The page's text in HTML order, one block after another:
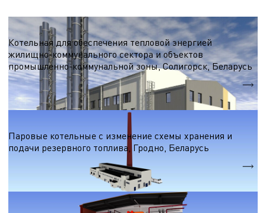
Паровые котельные на природном газе
Котельная для обеспечения тепловой энергией
жилищно-коммунального сектора и объектов
промышленно-коммунальной зоны, Солигорск, Беларусь
Установленная мощность
134 МВт
Паровые котельные на природном газе
Паровые котельные с изменение схемы хранения и
подачи резервного топлива, Гродно, Беларусь
Паровые котельные на природном газе